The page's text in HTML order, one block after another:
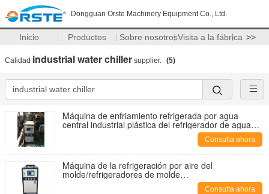
Dongguan Orste Machinery Equipment Co., Ltd.
Inicio Productos Sobre nosotrosVisita a la fábrica >>
Calidad industrial water chiller supplier. (5)
Máquina de enfriamiento refrigerada por agua
central industrial plástica del refrigerador de agua
Consulta ahora
Máquina de la refrigeración por aire del
molde/refrigeradores de molde
plásticos/refrigeradores industriales para el molde
Consulta ahora